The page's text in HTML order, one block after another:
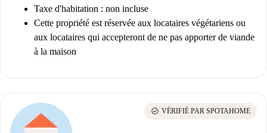
Taxe d'habitation : non incluse
Cette propriété est réservée aux locataires végétariens ou
aux locataires qui accepteront de ne pas apporter de viande
à la maison
check_circle VÉRIFIÉ PAR SPOTAHOME